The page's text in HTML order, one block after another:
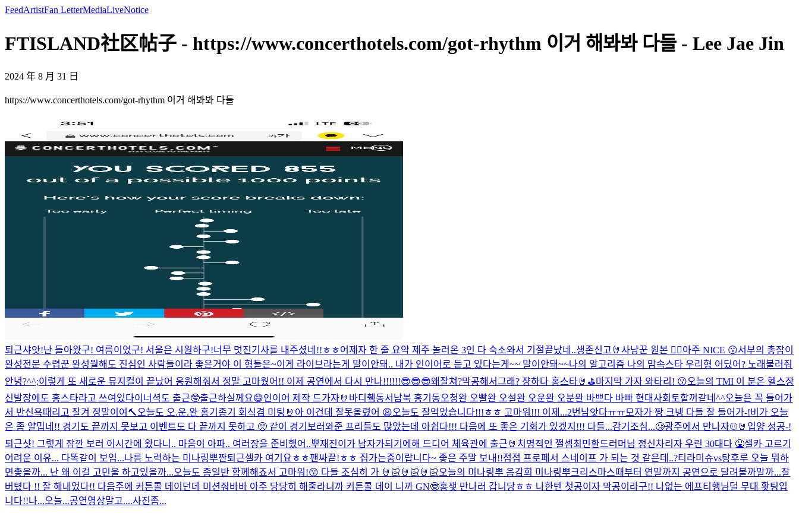
FeedArtistFan LetterMediaLiveNotice
FTISLAND社区帖子 - https://www.concerthotels.com/got-rhythm 이거 해봐봐 다들 - Lee Jae Jin
2024 年 8 月 31 日
https://www.concerthotels.com/got-rhythm 이거 해봐봐 다들
퇴근샤앗!난 돌아왔구! 여름이였구! 서울은 시원하구!너무 멋진기사를 내주셨네!!ㅎㅎ어제자 한 줄 요약 제주 놀러온 3인 다 숙소와서 기절끝났네..생존신고🤘 사냥꾼 원본 🙂‍↕️아주 NICE 😗서부의 총잡이
완성전문 수렵꾼 완성뭘해도 진심인 사람들이라 좋은거야 이 형들은~이게 라이브라는게 말이안돼.. 내가 인이어로 듣고 있다는게~~ 말이안돼~~나의 알고리즘 나의 맘속스타 우리형 어딨어? 노래불러줘
안녕?^^;이렇게 또 새로운 뮤지컬이 끝났어 응원해줘서 정말 고마웠어!! 이제 공연에서 다시 만나!!!!!!😎😎😎왜잘쳐?막공해서그래? 쟝하다 홍스타🤘⛳️마지막 가자 와타리! 😗오늘의 TMI 이 분은 헬스장
신발장에도 홍스타라고 쓰여있다이너셕도 출근🤓출근하실께요😄인이어 제작 드가자🤘 바디췤동서남북 홍기동오청완 오빨완 오설완 오운완 오분완 바쁘다 바빠 현대사회 토할꺼같네^^오늘은 꼭 들어가
서 반신욕때리고 잘겨 정말이여 🔨오늘도 오.운.완 홍기종기 회식겸 미팅🤘 아 이건데 잘못올렸어 😩오늘도 잘먹었습니다!!!ㅎㅎ 고마워!!! 이제...2번남앗다ㅠㅠ모자가 짱 크넹 다들 잘 들어가-!비가 오늘
은 좀 얄밉네!! 경기도 끝까지 못보고 이벤트도 다 끝까지 못하고 🥺 같이 경기보러와준 프리들도 많았는데 아쉽다!!! 다음에 또 좋은 기회가 있겠지!!! 다들...감기조심...🥲광주에서 만나자⚾️🤘 입양 성공-!
퇴근샷! 그렇게 잠깐 보러 이시간에 왔다니.. 마음이 아파.. 여러장을 준비했어..뿌재진이가 남자가되기에해 드디어 체육관에 출근🤘 치명적인 쩔셈최민환드러머님 정신차리자 우린 30대다 🤮셀카 고르기
어려운 이유... 다똑같이 보임...나름 노력하는 미나링뿌짠퇴근셀카 여기요ㅎㅎ팬싸끝!ㅎㅎ 집가는중이랍니다~ 좋은 주말 보내!!점점 프로페서 스네이프 가 되는 것 같은데..?티라미슈vs탕후루 오늘 뭐하
면좋을까... 난 왜 이걸 고민울 하고있을까...오늘도 종일반 함께해죠서 고마워!😗 다들 조심히 가 🤘🏻🤘🏻🤘🏻 오늘의 미나링뿌 음감회 미나링뿌크리스마스때부터 연말까지 공연으로 달려볼까말까...잘
버텼다 !! 잘 해내었다!! 다음주에 커튼콜 데이던데 미션줘바바 아주 당당히 해줄라니까 커튼콜 데이 니까 GN🤓홍쟂 만나러 갑니당ㅎㅎ 나한텐 첫공이자 막공이라구!! 나없는 에프티행님덜 무대 홧팅입
니다!!나...오늘...공연영상말고....사진좀...